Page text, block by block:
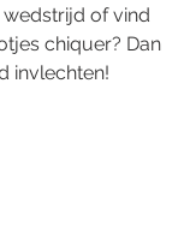
wedstrijd of vind
chiquer? Dan
invlechten!